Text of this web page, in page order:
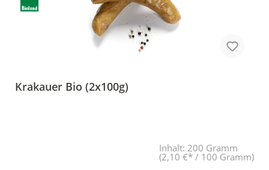
Krakauer Bio (2x100g)
Inhalt: 200 Gramm
(2,10 €* / 100 Gramm)